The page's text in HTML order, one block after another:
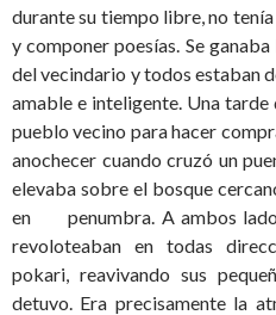
durante su tiempo libre, no
y componer poesías. Se
del vecindario y todos estaban
amable e inteligente. Una
pueblo vecino para hacer
anochecer cuando cruzó un
elevaba sobre el bosque
en penumbra. A ambos
revoloteaban en todas
pokari, reavivando sus
detuvo. Era precisamente la